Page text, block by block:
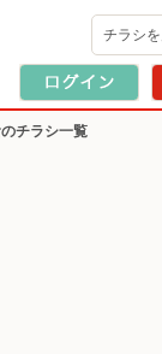
チラシ
チラシ一覧